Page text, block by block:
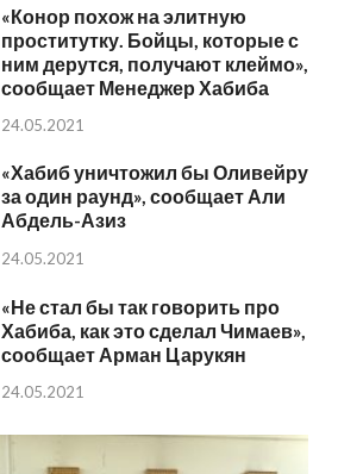
«Конор похож на элитную
проститутку. Бойцы, которые с
ним дерутся, получают клеймо»,
сообщает Менеджер Хабиба
24.05.2021
«Хабиб уничтожил бы Оливейру
за один раунд», сообщает Али
Абдель-Азиз
24.05.2021
«Не стал бы так говорить про
Хабиба, как это сделал Чимаев»,
сообщает Арман Царукян
24.05.2021